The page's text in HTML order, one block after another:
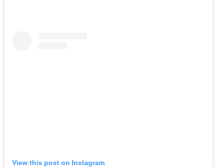
View this post on Instagram